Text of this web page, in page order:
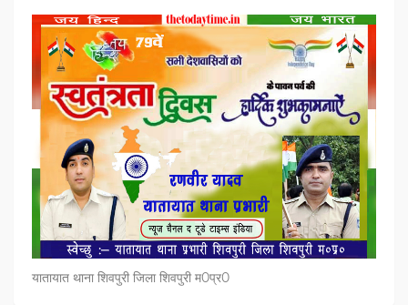
यातायात थाना शिवपुरी जिला शिवपुरी म0प्र0